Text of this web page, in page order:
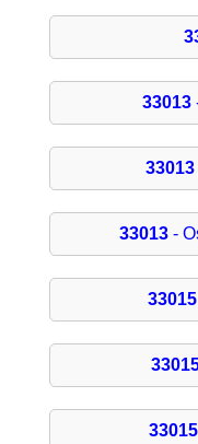
33013
33013
33013 -
33015
33015